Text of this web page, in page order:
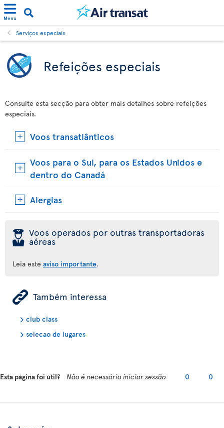
Menu
Serviços especiais
Refeições especiais
Consulte esta secção para obter mais detalhes sobre refeições
especiais.
Voos transatlânticos
Voos para o Sul, para os Estados Unidos e
dentro do Canadá
Alergias
þ Voos operados por outras transportadoras
aéreas
Leia este aviso importante.
ÿ Também interessa
club class
selecao de lugares
Esta página foi útil? Não é necessário iniciar sessão 0 0